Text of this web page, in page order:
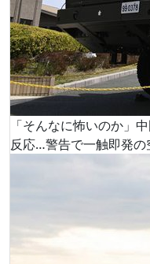
「そんなに怖いのか」
反応…警告で一触即発の